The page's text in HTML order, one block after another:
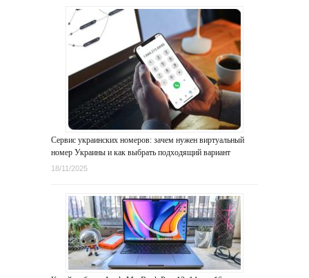
Сервис украинских номеров: зачем нужен виртуальный
номер Украины и как выбрать подходящий вариант
18/11/2025